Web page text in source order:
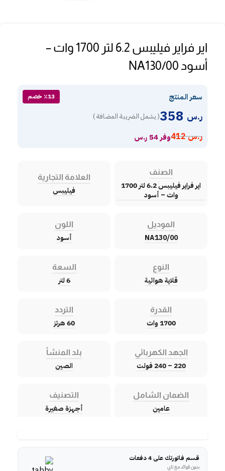
اير فراير فيليبس 6.2 لتر 1700 وات –
أسود NA130/00
سعر المنتج ٪13 خصم
ر.س ( يشمل الضريبة المضافة )
ر.س412 وفر 54 ر.س
الصنف
اير فراير فيليبس 6.2 لتر 1700
وات – أسود
العلامة التجارية
فيليبس
الموديل
NA130/00
اللون
أسود
النوع
قلاية هوائية
السعة
6 لتر
القدرة
1700 وات
التردد
60 هرتز
الجهد الكهربائي
220 – 240 فولت
بلد المنشأ
الصين
الضمان الشامل
عامين
التصنيف
أجهزة صغيرة
قسم فاتورتك على 4 دفعات
بدون فوائد مع تابي